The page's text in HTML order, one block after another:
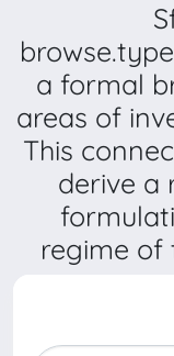
a formal
areas of
This
derive a
regime of